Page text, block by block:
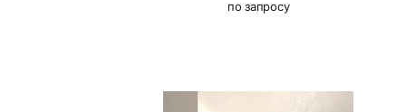
по запросу